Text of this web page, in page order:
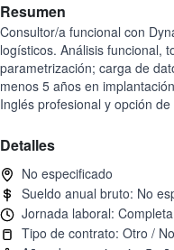
Resumen
Consultor/a funcional con
logísticos. Análisis funcional,
parametrización; carga de
menos 5 años en
Inglés profesional y opción
Detalles